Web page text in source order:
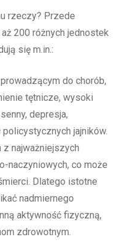
rzeczy? Przede
200 różnych jednostek
się m.in.:
do chorób,
tętnicze, wysoki
depresja,
jajników.
z najważniejszych
naczyniowych, co może
Dlatego istotne
nadmiernego
aktywność fizyczną,
zdrowotnym.